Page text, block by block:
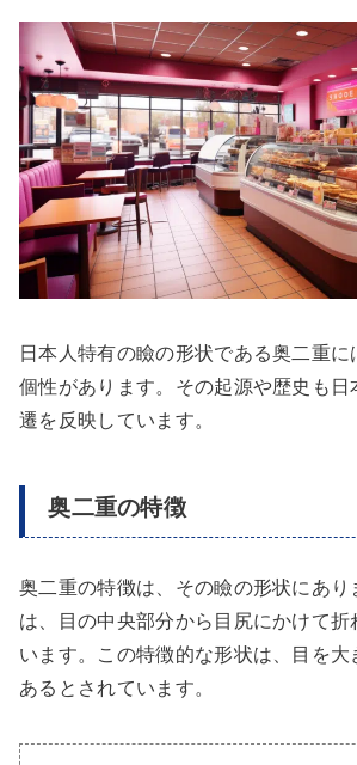
日本人特有の瞼の形状である奥二重に
個性があります。その起源や歴史も日
遷を反映しています。
奥二重の特徴
奥二重の特徴は、その瞼の形状にあり
は、目の中央部分から目尻にかけて折
います。この特徴的な形状は、目を
あるとされています。